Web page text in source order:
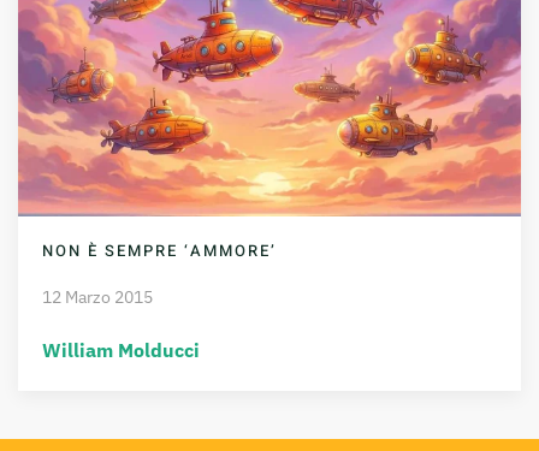
NON È SEMPRE ‘AMMORE’
12 Marzo 2015
William Molducci